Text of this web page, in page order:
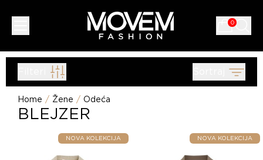
0
Home / Žene / Odeća
BLEJZER
NOVA KOLEKCIJA NOVA KOLEKCIJA